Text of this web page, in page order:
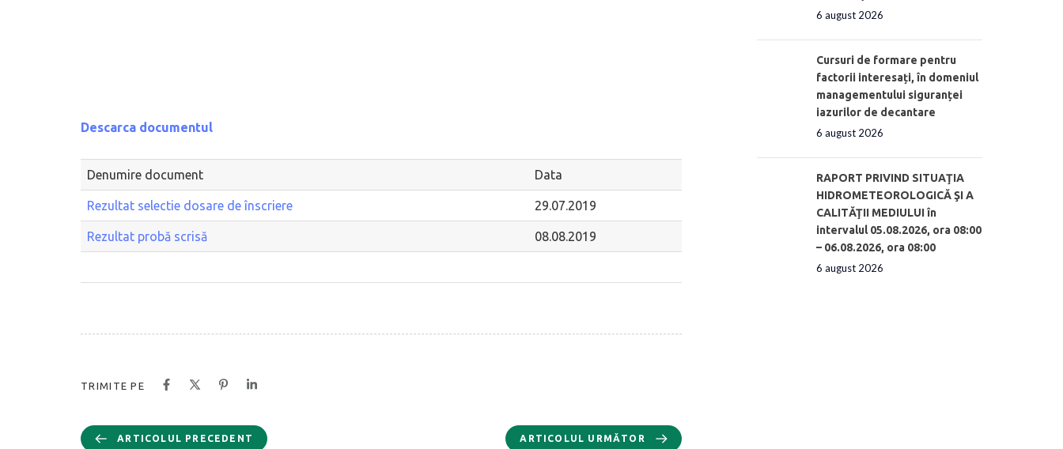
Descarca documentul
Denumire document Data
Rezultat selectie dosare de înscriere 29.07.2019
Rezultat probă scrisă 08.08.2019
TRIMITE PE
ARTICOLUL PRECEDENT ARTICOLUL URMĂTOR
6 august 2026
Cursuri de formare pentru
factorii interesați, în domeniul
managementului siguranței
iazurilor de decantare
6 august 2026
RAPORT PRIVIND SITUAŢIA
HIDROMETEOROLOGICĂ ŞI A
CALITĂŢII MEDIULUI în
intervalul 05.08.2026, ora 08:00
– 06.08.2026, ora 08:00
6 august 2026